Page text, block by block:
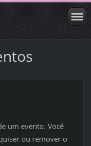
um evento. Você
ou remover o